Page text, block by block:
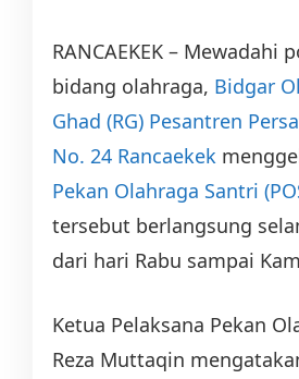
RANCAEKEK – Mewadahi
bidang olah­raga, Bidgar
Ghad (RG) Pesantren
No. 24 Rancaekek
Pekan Olahraga Santri
tersebut berlangsung
dari hari Rabu sampai
Ketua Pelaksana Pekan
Reza Muttaqin